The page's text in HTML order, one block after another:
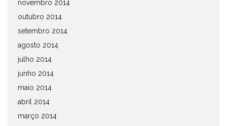
novembro 2014
outubro 2014
setembro 2014
agosto 2014
julho 2014
junho 2014
maio 2014
abril 2014
março 2014